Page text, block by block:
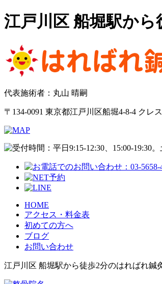
江戸川区 船堀駅か
代表施術者：丸山 晴嗣
〒134-0091 東京都江戸川区船堀4-8-4 クレ
HOME
アクセス・料金表
初めての方へ
ブログ
お問い合わせ
江戸川区 船堀駅から徒歩2分のはればれ鍼